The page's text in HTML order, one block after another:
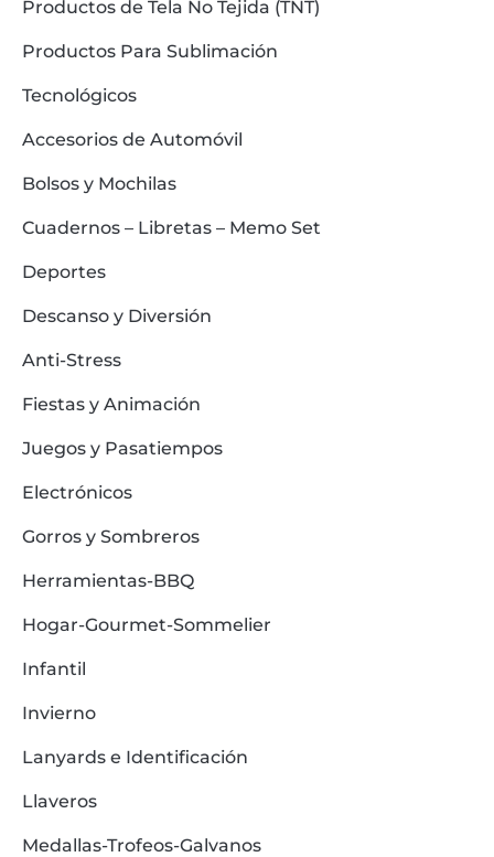
Productos de Tela No Tejida (TNT)
Productos Para Sublimación
Tecnológicos
Accesorios de Automóvil
Bolsos y Mochilas
Cuadernos – Libretas – Memo Set
Deportes
Descanso y Diversión
Anti-Stress
Fiestas y Animación
Juegos y Pasatiempos
Electrónicos
Gorros y Sombreros
Herramientas-BBQ
Hogar-Gourmet-Sommelier
Infantil
Invierno
Lanyards e Identificación
Llaveros
Medallas-Trofeos-Galvanos